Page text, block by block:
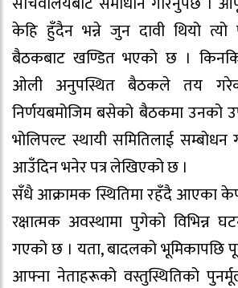
केहि हुँदैन भन्ने जुन दावी थियो त्यो
बैठकबाट खण्डित भएको छ ।
ओली अनुपस्थित बैठकले तय
निर्णयबमोजिम बसेको बैठकमा उनको
भोलिपल्ट स्थायी समितिलाई
आउँदिन भनेर पत्र लेखिएको छ ।
सँधै आक्रामक स्थितिमा रहँदै आएका
रक्षात्मक अवस्थामा पुगेको विभिन्न
गएको छ । यता, बादलको भूमिकापछि
आफ्ना नेताहरूको वस्तुस्थितिको